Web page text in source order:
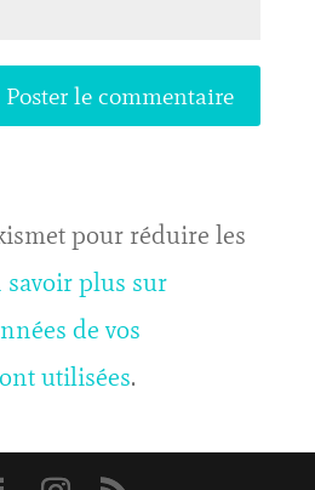
pour réduire les
savoir plus sur
de vos
utilisées.